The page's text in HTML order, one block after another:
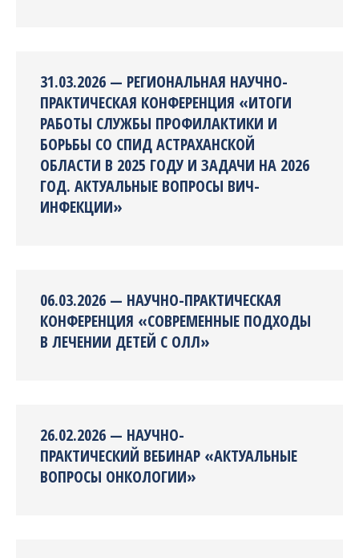
31.03.2026 — РЕГИОНАЛЬНАЯ НАУЧНО-
ПРАКТИЧЕСКАЯ КОНФЕРЕНЦИЯ «ИТОГИ
РАБОТЫ СЛУЖБЫ ПРОФИЛАКТИКИ И
БОРЬБЫ СО СПИД АСТРАХАНСКОЙ
ОБЛАСТИ В 2025 ГОДУ И ЗАДАЧИ НА 2026
ГОД. АКТУАЛЬНЫЕ ВОПРОСЫ ВИЧ-
ИНФЕКЦИИ»
06.03.2026 — НАУЧНО-ПРАКТИЧЕСКАЯ
КОНФЕРЕНЦИЯ «СОВРЕМЕННЫЕ ПОДХОДЫ
В ЛЕЧЕНИИ ДЕТЕЙ С ОЛЛ»
26.02.2026 — НАУЧНО-
ПРАКТИЧЕСКИЙ ВЕБИНАР «АКТУАЛЬНЫЕ
ВОПРОСЫ ОНКОЛОГИИ»